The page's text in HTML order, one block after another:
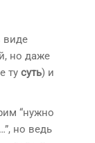
виде
но даже
ту суть) и
“нужно
но ведь